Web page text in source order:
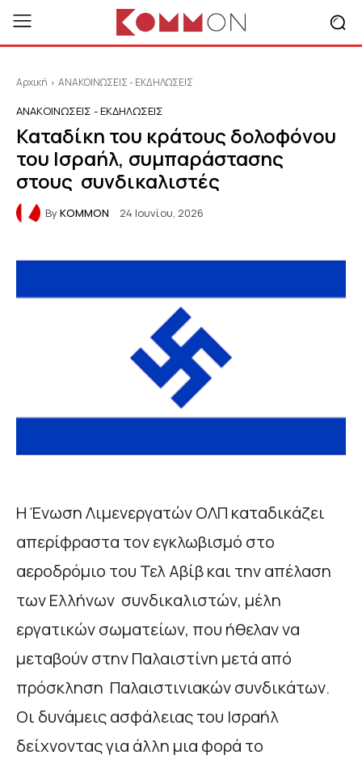
Αρχική ΑΝΑΚΟΙΝΩΣΕΙΣ - ΕΚΔΗΛΩΣΕΙΣ
ΑΝΑΚΟΙΝΩΣΕΙΣ - ΕΚΔΗΛΩΣΕΙΣ
Καταδίκη του κράτους δολοφόνου
του Ισραήλ, συμπαράστασης
στους συνδικαλιστές
ByKOMMON 24 Ιουνίου, 2026
Η Ένωση Λιμενεργατών ΟΛΠ καταδικάζει
απερίφραστα τον εγκλωβισμό στο
αεροδρόμιο του Τελ Αβίβ και την απέλαση
των Ελλήνων συνδικαλιστών, μέλη
εργατικών σωματείων, που ήθελαν να
μεταβούν στην Παλαιστίνη μετά από
πρόσκληση Παλαιστινιακών συνδικάτων.
Οι δυνάμεις ασφάλειας του Ισραήλ
δείχνοντας για άλλη μια φορά το